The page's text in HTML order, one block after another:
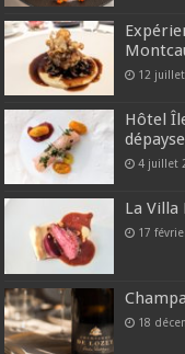
12
Hôtel
4 juillet
La
17
18